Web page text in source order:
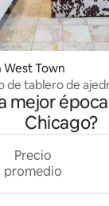
Town
de tablero de
mejor
Chicago?
Precio
promedio